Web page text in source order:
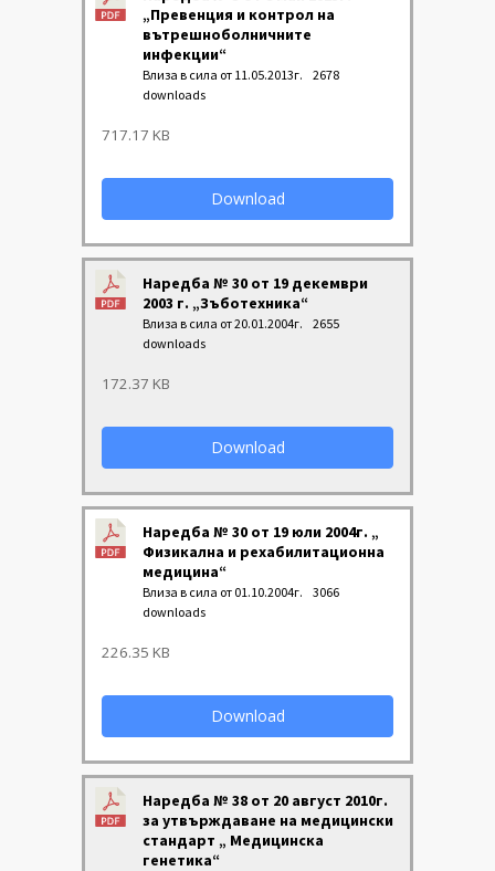
„Превенция и контрол на
вътрешноболничните
инфекции“
Влиза в сила от 11.05.2013г.
2678
downloads
717.17 KB
Download
Наредба № 30 от 19 декември
2003 г. „Зъботехника“
Влиза в сила от 20.01.2004г.
2655
downloads
172.37 KB
Download
Наредба № 30 от 19 юли 2004г. „
Физикална и рехабилитационна
медицина“
Влиза в сила от 01.10.2004г.
3066
downloads
226.35 KB
Download
Наредба № 38 от 20 август 2010г.
за утвърждаване на медицински
стандарт „ Медицинска
генетика“